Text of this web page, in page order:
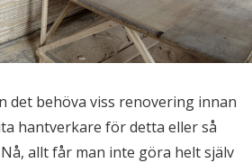
det behöva viss renovering innan
hantverkare för detta eller så
allt får man inte göra helt själv